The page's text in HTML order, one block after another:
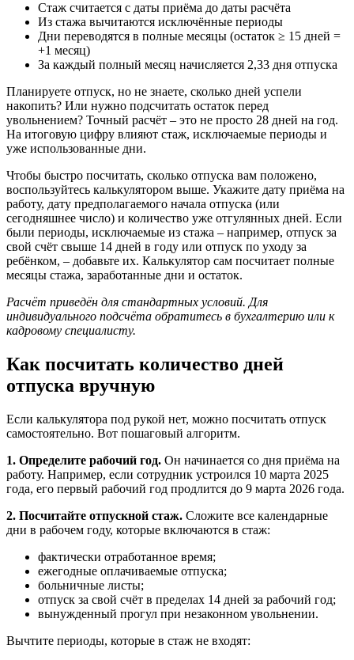
Стаж считается с даты приёма до даты расчёта
Из стажа вычитаются исключённые периоды
Дни переводятся в полные месяцы (остаток ≥ 15 дней =
+1 месяц)
За каждый полный месяц начисляется 2,33 дня отпуска
Планируете отпуск, но не знаете, сколько дней успели
накопить? Или нужно подсчитать остаток перед
увольнением? Точный расчёт – это не просто 28 дней на год.
На итоговую цифру влияют стаж, исключаемые периоды и
уже использованные дни.
Чтобы быстро посчитать, сколько отпуска вам положено,
воспользуйтесь калькулятором выше. Укажите дату приёма на
работу, дату предполагаемого начала отпуска (или
сегодняшнее число) и количество уже отгулянных дней. Если
были периоды, исключаемые из стажа – например, отпуск за
свой счёт свыше 14 дней в году или отпуск по уходу за
ребёнком, – добавьте их. Калькулятор сам посчитает полные
месяцы стажа, заработанные дни и остаток.
Расчёт приведён для стандартных условий. Для
индивидуального подсчёта обратитесь в бухгалтерию или к
кадровому специалисту.
Как посчитать количество дней
отпуска вручную
Если калькулятора под рукой нет, можно посчитать отпуск
самостоятельно. Вот пошаговый алгоритм.
1. Определите рабочий год. Он начинается со дня приёма на
работу. Например, если сотрудник устроился 10 марта 2025
года, его первый рабочий год продлится до 9 марта 2026 года.
2. Посчитайте отпускной стаж. Сложите все календарные
дни в рабочем году, которые включаются в стаж:
фактически отработанное время;
ежегодные оплачиваемые отпуска;
больничные листы;
отпуск за свой счёт в пределах 14 дней за рабочий год;
вынужденный прогул при незаконном увольнении.
Вычтите периоды, которые в стаж не входят: